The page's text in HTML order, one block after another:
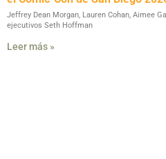
Jeffrey Dean Morgan, Lauren Cohan, Aimee
ejecutivos Seth Hoffman
Leer más »